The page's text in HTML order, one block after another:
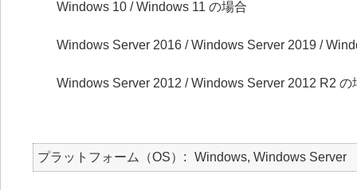
Windows 10 / Windows 11 の場合
Windows Server 2016 / Windows Server 2019 /
Windows Server 2012 / Windows Server 2012 R2 の
プラットフォーム（OS） Windows, Windows Server